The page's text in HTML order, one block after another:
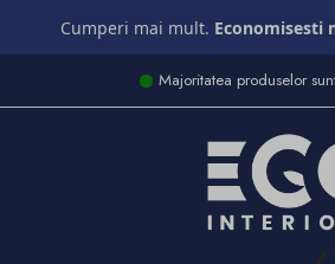
Cumperi mai mult. Economisesti
Majoritatea produselor